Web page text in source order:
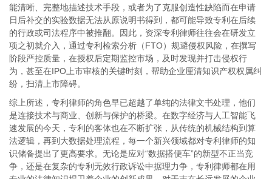
能清晰、完整地描述技术手段，或者为了克服创造性缺陷而在申请
日后补交的实验数据无法从原说明书得到，都可能导致专利在后续
的行政或司法程序中被推翻。因此，资深专利律师往往会在研发立
项之初就介入，通过专利检索分析（FTO）规避侵权风险，在撰写
阶段严控质量，在授权后定期监控市场，及时发现并打击侵权行
为，甚至在IPO上市审核的关键时刻，帮助企业厘清知识产权权属纠
纷，扫清上市障碍。
综上所述，专利律师的角色早已超越了单纯的法律文书处理，他们
是连接技术与商业、创新与保护的桥梁。在数字经济与人工智能飞
速发展的今天，专利的客体也在不断扩张，从传统的机械结构到算
法逻辑，再到大数据处理流程，每一个新兴领域都对专利律师的知
识储备提出了更高要求。无论是应对“数据搭便车”的新型不正当竞
争，还是在复杂的专利无效行政诉讼中据理力争，专利律师都在用